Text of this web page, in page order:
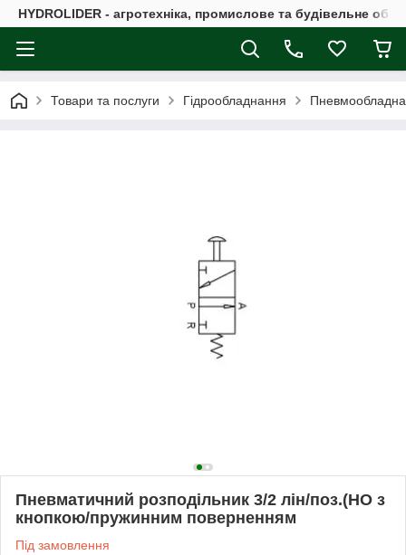
HYDROLIDER - агротехніка, промислове та будівельне
Товари та послуги Гідрообладнання
Пневматичний розподільник 3/2 лін/поз.(НО з
кнопкою/пружинним поверненням
Під замовлення